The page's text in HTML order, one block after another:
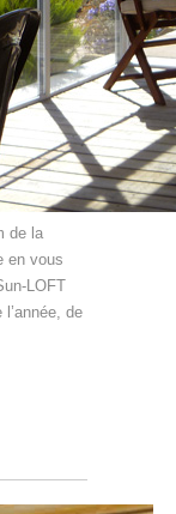
de la
en vous
LOFT
de